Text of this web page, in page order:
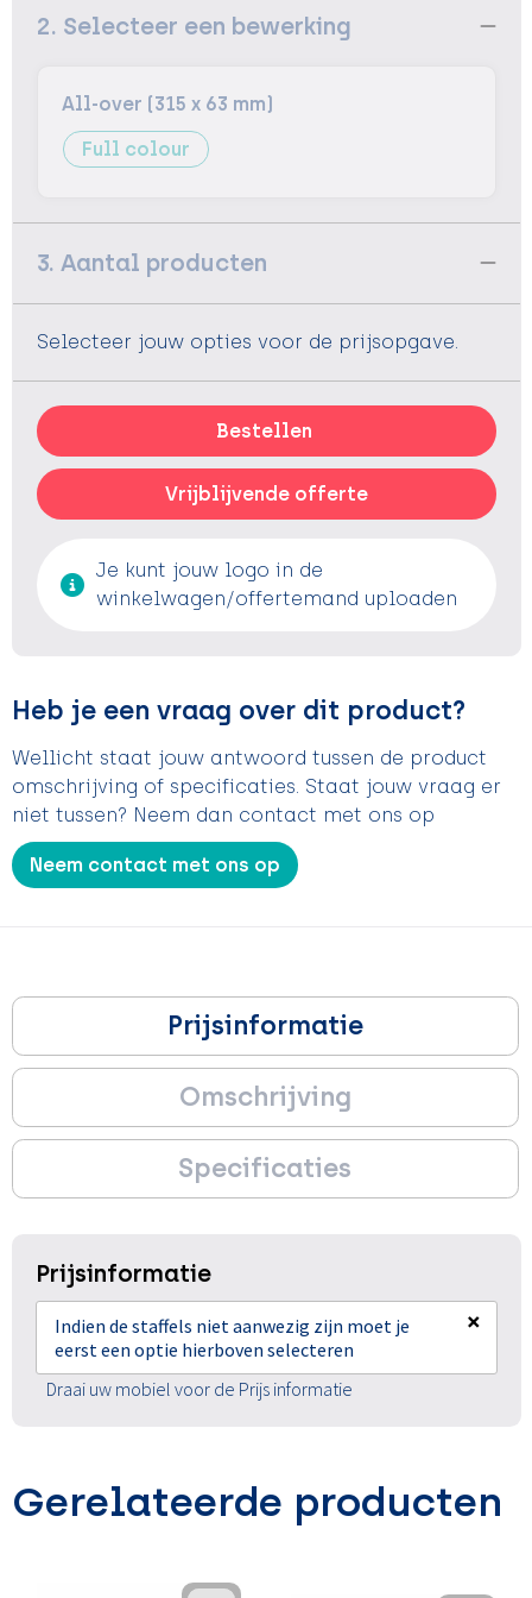
2. Selecteer een bewerking
All-over (315 x 63 mm)
Full colour
3. Aantal producten
Selecteer jouw opties voor de prijsopgave.
Bestellen
Vrijblijvende offerte
Je kunt jouw logo in de
winkelwagen/offertemand uploaden
Heb je een vraag over dit product?
Wellicht staat jouw antwoord tussen de product
omschrijving of specificaties. Staat jouw vraag er
niet tussen? Neem dan contact met ons op
Neem contact met ons op
Prijsinformatie
Omschrijving
Specificaties
Prijsinformatie
Indien de staffels niet aanwezig zijn moet je
eerst een optie hierboven selecteren
×
Draai uw mobiel voor de Prijs informatie
Gerelateerde producten